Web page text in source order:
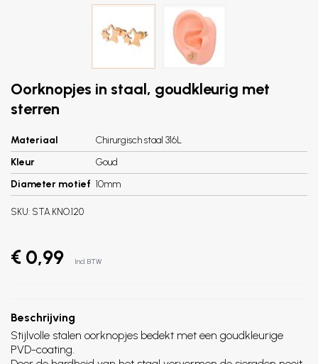
Oorknopjes in staal, goudkleurig met
sterren
Materiaal
Chirurgisch staal 316L
Kleur
Goud
Diameter motief 10mm
SKU: STA.KNO.120
€ 0,99 Incl. BTW
Beschrijving
Stijlvolle stalen oorknopjes bedekt met een goudkleurige
PVD-coating.